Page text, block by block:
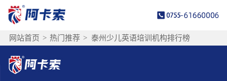
网站首页 > 热门推荐 > 泰州少儿英语培训机构排行榜